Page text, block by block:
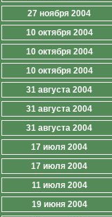
27 ноября 2004
10 октября 2004
10 октября 2004
10 октября 2004
31 августа 2004
31 августа 2004
31 августа 2004
17 июля 2004
17 июля 2004
11 июля 2004
19 июня 2004